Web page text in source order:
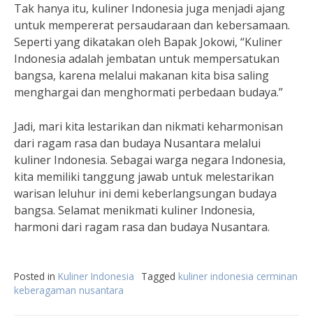
Tak hanya itu, kuliner Indonesia juga menjadi ajang
untuk mempererat persaudaraan dan kebersamaan.
Seperti yang dikatakan oleh Bapak Jokowi, “Kuliner
Indonesia adalah jembatan untuk mempersatukan
bangsa, karena melalui makanan kita bisa saling
menghargai dan menghormati perbedaan budaya.”
Jadi, mari kita lestarikan dan nikmati keharmonisan
dari ragam rasa dan budaya Nusantara melalui
kuliner Indonesia. Sebagai warga negara Indonesia,
kita memiliki tanggung jawab untuk melestarikan
warisan leluhur ini demi keberlangsungan budaya
bangsa. Selamat menikmati kuliner Indonesia,
harmoni dari ragam rasa dan budaya Nusantara.
Posted in Kuliner Indonesia Tagged kuliner indonesia cerminan
keberagaman nusantara